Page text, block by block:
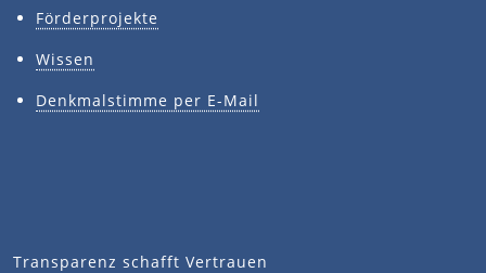
Förderprojekte
Wissen
Denkmalstimme per E-Mail
Transparenz schafft Vertrauen